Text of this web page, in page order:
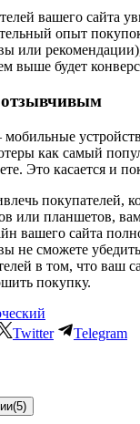
вашего сайта
опыт
или
выше будет
отзывчивым
как самый
Это касается и
покупателей,
или планшетов,
вашего сайта
не сможете
в том, что ваш
покупку.
Twitter Telegram
(5)